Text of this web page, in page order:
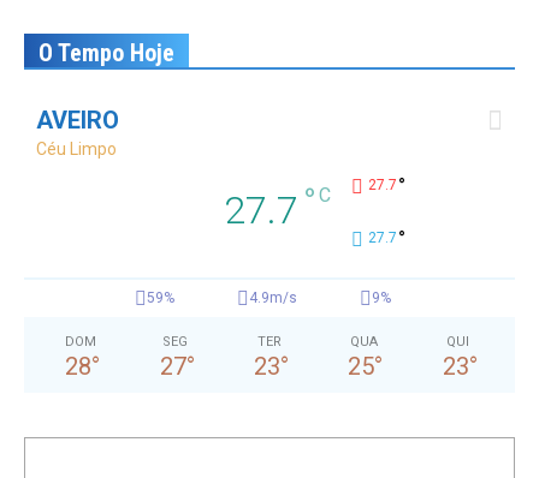
O Tempo Hoje
AVEIRO
Céu Limpo
27.7 ° C 27.7 °
27.7 °
59% 4.9m/s 9%
DOM
28°
SEG
27°
TER
23°
QUA
25°
QUI
23°